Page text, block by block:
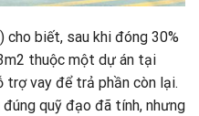
cho biết, sau khi đóng 30%
thuộc một dự án tại
trợ vay để trả phần còn lại.
quỹ đạo đã tính, nhưng